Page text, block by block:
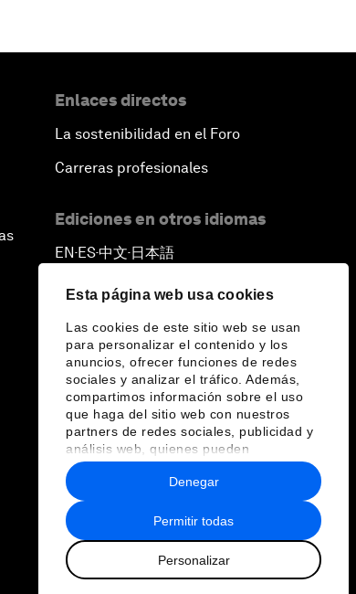
Esta página web usa cookies
Las cookies de este sitio web se usan
para personalizar el contenido y los
anuncios, ofrecer funciones de redes
sociales y analizar el tráfico. Además,
compartimos información sobre el uso
que haga del sitio web con nuestros
partners de redes sociales, publicidad y
análisis web, quienes pueden
combinarla con otra información que les
haya proporcionado o que hayan
recopilado a partir del uso que haya
hecho de sus servicios.
Permitir todas
Personalizar
Denegar
Enlaces directos
La sostenibilidad en el Foro
Carreras profesionales
Ediciones en otros idiomas
EN ▪ ES▪中文▪ 日本語